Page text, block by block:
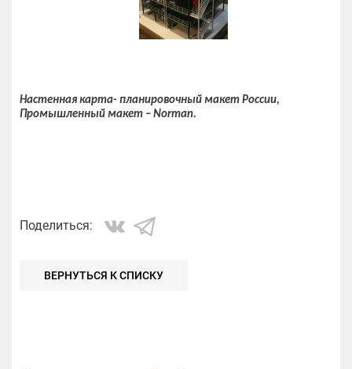
Настенная карта- планировочный макет России,
Промышленный макет – Norman.
ВЕРНУТЬСЯ К СПИСКУ